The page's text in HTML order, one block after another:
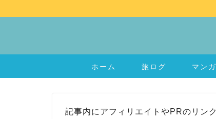
ホーム 旅ログ マン
記事内にアフィリエイトやPRのリン